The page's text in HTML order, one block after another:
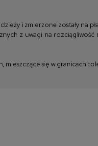
i zmierzone zostały na
z uwagi na
mieszczące się w granicach